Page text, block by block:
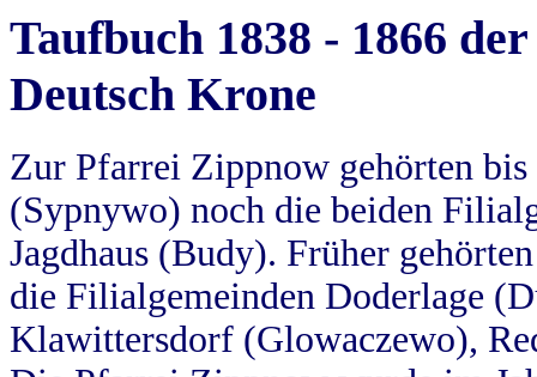
Taufbuch 1838 - 1866
Deutsch Krone
Zur Pfarrei Zippnow gehörten
(Sypnywo) noch die beiden
Jagdhaus (Budy). Früher
die Filialgemeinden Doderlage
Klawittersdorf (Glowaczewo),